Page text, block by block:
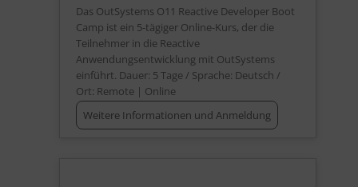
Das OutSystems O11 Reactive Developer Boot
Camp ist ein 5-tägiger Online-Kurs, der die
Teilnehmer in die Reactive
Anwendungsentwicklung mit OutSystems
einführt. Dauer: 5 Tage / Sprache: Deutsch /
Ort: Remote | Online
Weitere Informationen und Anmeldung